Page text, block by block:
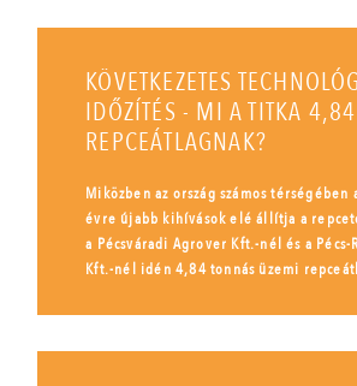
KÖVETKEZETES
IDŐZÍTÉS - MI A TITKA
REPCEÁTLAGNAK?
Miközben az ország számos térségében
évre újabb kihívások elé állítja a
a Pécsváradi Agrover Kft.-nél és a Pécs-
Kft.-nél idén 4,84 tonnás üzemi